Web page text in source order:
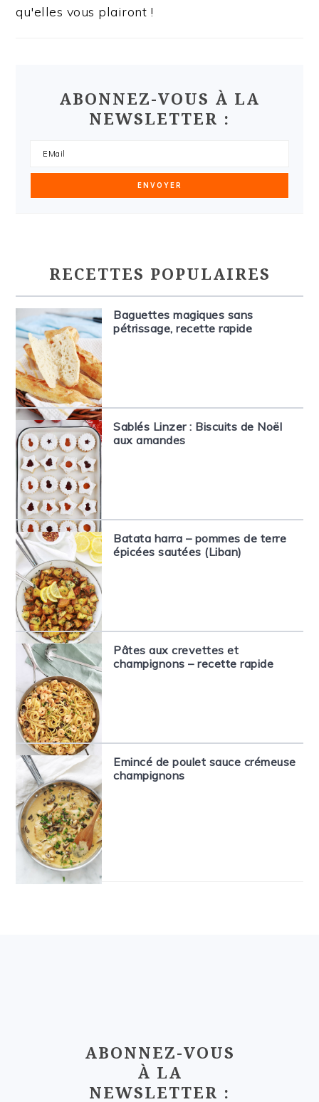
qu'elles vous plairont !
ABONNEZ-VOUS À LA
NEWSLETTER :
RECETTES POPULAIRES
Baguettes magiques sans
pétrissage, recette rapide
Sablés Linzer : Biscuits de Noël
aux amandes
Batata harra – pommes de terre
épicées sautées (Liban)
Pâtes aux crevettes et
champignons – recette rapide
Emincé de poulet sauce crémeuse
champignons
ABONNEZ-VOUS
À LA
NEWSLETTER :